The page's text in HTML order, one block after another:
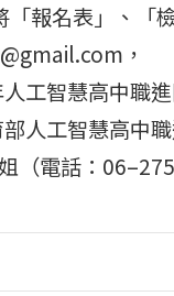
報名表」、「
，
工智慧高中職
人工智慧高中
（電話：